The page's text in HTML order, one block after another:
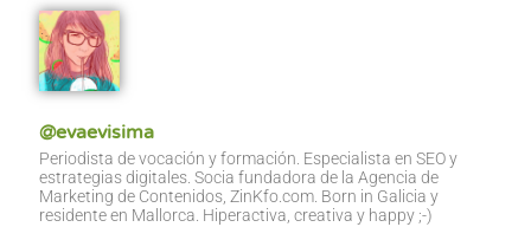
@evaevisima
Periodista de vocación y formación. Especialista en SEO y
estrategias digitales. Socia fundadora de la Agencia de
Marketing de Contenidos, ZinKfo.com. Born in Galicia y
residente en Mallorca. Hiperactiva, creativa y happy ;-)